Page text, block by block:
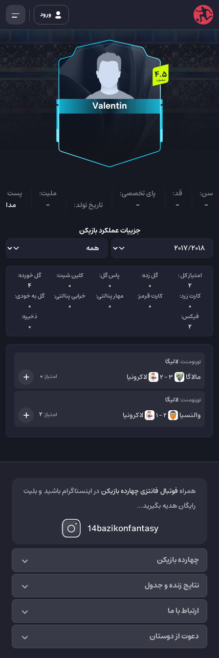
ورود
Valentin
4.5
میلیون
سن:
-
قد:
-
پای تخصصی:
-
تاریخ تولد:
ملیت:
-
پست
جزییات عملکرد بازیکن
امتیاز کل :
2
گل زده:
0
پاس گل:
0
کلین شیت:
0
گل خورده:
4
کارت زرد:
0
کارت قرمز:
0
مهار پنالتی:
0
خرابی پنالتی:
0
گل به خودی:
0
فیکس:
2
ذخیره:
0
تورنومنت:لالیگا
مالاگا 3 - 2 لاکرونیا امتیاز:0
تورنومنت:لالیگا
والنسیا 2 - 1 لاکرونیا امتیاز: 2
چهارده بازیکن
نتایج زنده و جدول
ارتباط با ما
دعوت از دوستان
همراهفوتبال فانتزی چهارده بازیکندر اینستاگرام باشید و بلیت
رایگان هدیه بگیرید...
14bazikonfantasy